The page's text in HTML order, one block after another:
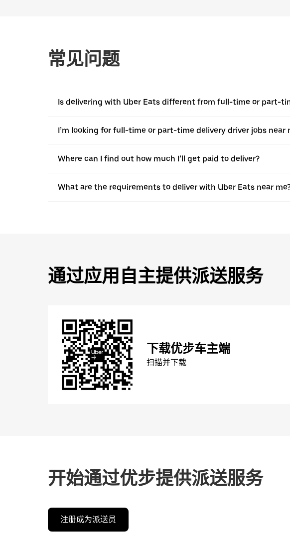
常见问题
Is delivering with Uber Eats different from full-time or part-
I’m looking for full-time or part-time delivery driver jobs
Where can I find out how much I’ll get paid to deliver?
What are the requirements to deliver with Uber Eats near
通过应用自主提供派送服务
下载优步车主端
扫描并下载
开始通过优步提供派送服务
注册成为派送员